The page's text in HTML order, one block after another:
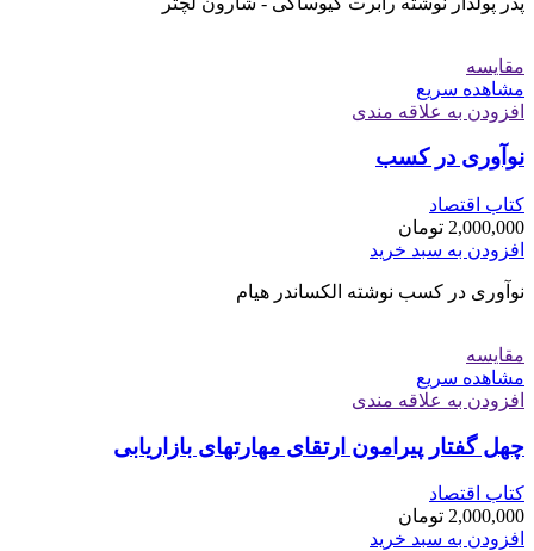
مقایسه
مشاهده سریع
افزودن به علاقه مندی
نوآوری در کسب
کتاب اقتصاد
2,000,000 تومان
افزودن به سبد خرید
نوآوری در کسب نوشته الکساندر هیام
مقایسه
مشاهده سریع
افزودن به علاقه مندی
چهل گفتار پیرامون ارتقای مهارتهای بازاریابی
کتاب اقتصاد
2,000,000 تومان
افزودن به سبد خرید